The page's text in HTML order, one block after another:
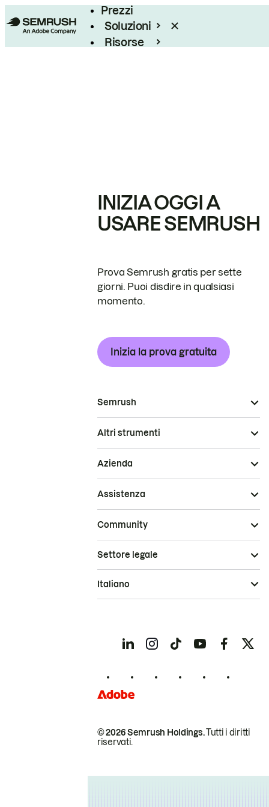
Prezzi
Soluzioni
Risorse
INIZIA OGGI A
USARE SEMRUSH
Prova Semrush gratis per sette
giorni. Puoi disdire in qualsiasi
momento.
Inizia la prova gratuita
Semrush
Altri strumenti
Azienda
Assistenza
Community
© 2026 Semrush Holdings.Tutti i diritti
riservati.
Settore legale
Italiano